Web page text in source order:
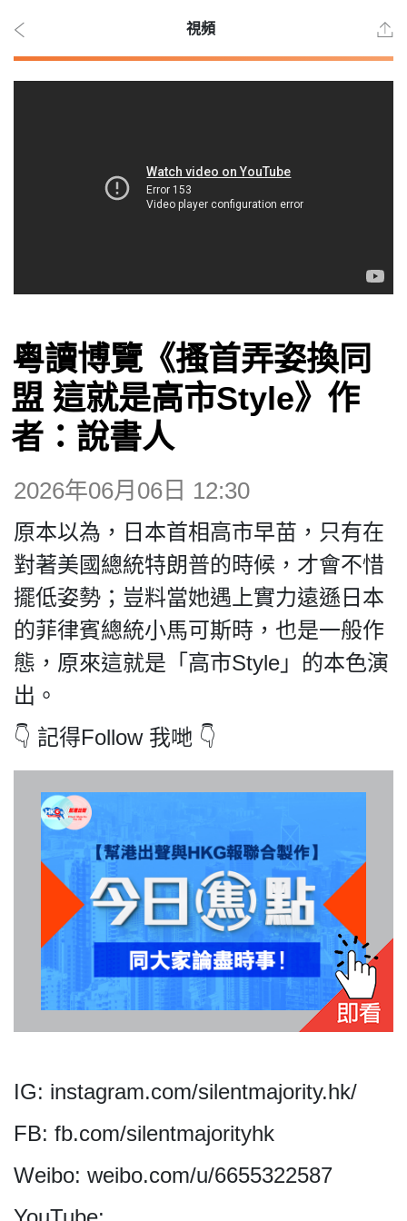
時事
觀點
博客
視頻
昔日
系列
活動
我們的立場
聯絡我們
視頻
粵讀博覽《搔首弄姿換同
盟 這就是高市Style》作
者：說書人
2026年06月06日 12:30
原本以為，日本首相高市早苗，只有在
對著美國總統特朗普的時候，才會不惜
擺低姿勢；豈料當她遇上實力遠遜日本
的菲律賓總統小馬可斯時，也是一般作
態，原來這就是「高市Style」的本色演
出。
👇 記得Follow 我哋 👇
IG: instagram.com/silentmajority.hk/
FB: fb.com/silentmajorityhk
Weibo: weibo.com/u/6655322587